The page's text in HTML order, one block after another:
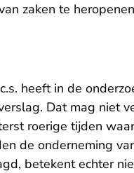
zaken te
heeft in de
Dat mag niet
roerige tijden
de onderneming
betekent echter